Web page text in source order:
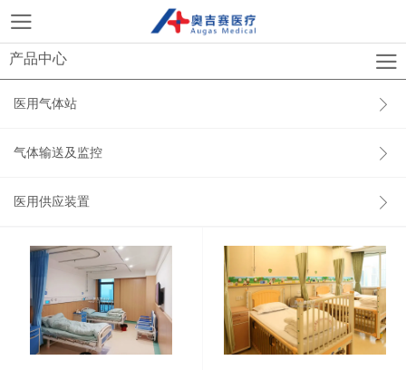
产品中心
医用气体站
气体输送及监控
医用供应装置